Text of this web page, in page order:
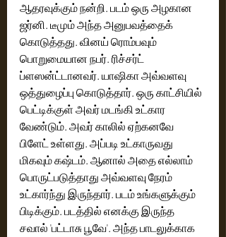
ஆதரவுக்கும் நன்றி. படம் ஒரு அழகான
ஜர்னி. டீமும் அந்த அனுபவத்தைக்
கொடுத்தது. வினய் ரொம்பவும்
பொறுமையான நபர். ரிச்சர்ட்
ப்ளஸன்ட்டானவர். யாஷிகா அவ்வளவு
ஒத்துழைப்பு கொடுத்தார். ஒரு காட்சியில்
பெட்டிக்குள் அவர் மடங்கி உட்கார
வேண்டும். அவர் காலில் ஏற்கனவே
பிளேட் உள்ளது. அப்படி உட்காருவது
மிகவும் கஷ்டம். ஆனால் அதை எல்லாம்
பொருட்படுத்தாது அவ்வளவு நேரம்
உட்கார்ந்து இருந்தார். படம் உங்களுக்கும்
பிடிக்கும். படத்தில் எனக்கு இருந்த
சவால் 'பட்டாசு பூவே'. அந்த பாடலுக்காக